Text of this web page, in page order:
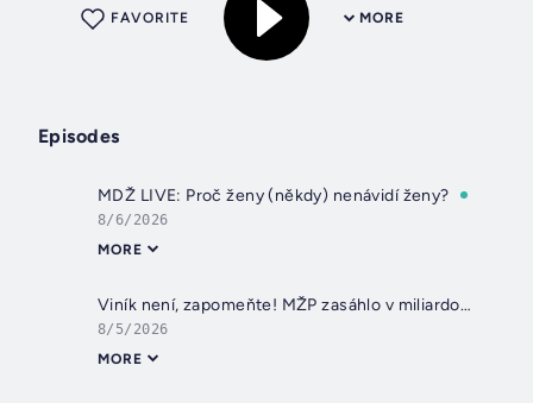
MORE
FAVORITE
Episodes
MDŽ LIVE: Proč ženy (někdy) nenávidí ženy?
8/6/2026
MORE
Viník není, zapomeňte! MŽP zasáhlo v miliardové kauze
8/5/2026
MORE